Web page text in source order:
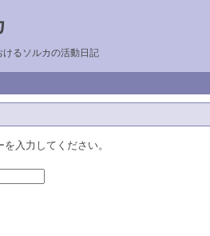
るソルカの活動日記
入力してください。